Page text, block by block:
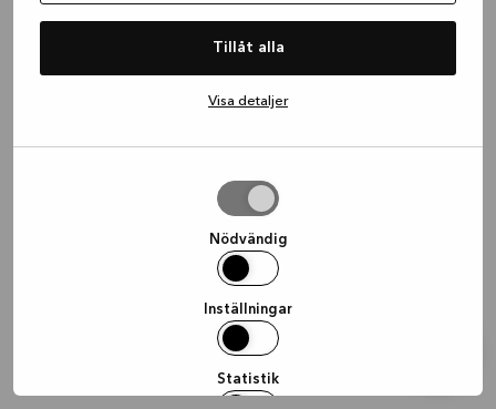
Tillåt alla
Visa detaljer
Nödvändig
Inställningar
Statistik